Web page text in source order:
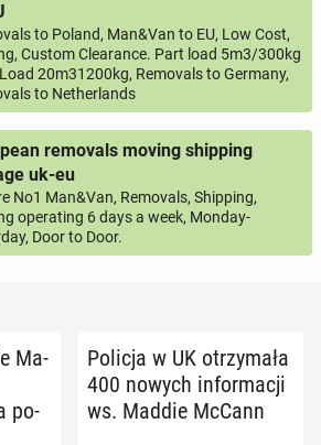
to Poland, Man&Van to EU, Low Cost,
Custom Clearance. Part load 5m3/300kg
20m31200kg, Removals to Germany,
to Netherlands
removals moving shipping
uk-eu
No1 Man&Van, Removals, Shipping,
operating 6 days a week, Monday-
Door to Door.
Ma­
po­
Policja w UK otrzy­ma­ła
400 nowych in­for­ma­cji
ws. Maddie McCann